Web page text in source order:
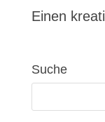
Einen
Suche